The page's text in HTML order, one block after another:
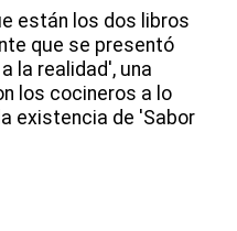
están los dos libros
que se presentó
la realidad', una
los cocineros a lo
existencia de 'Sabor